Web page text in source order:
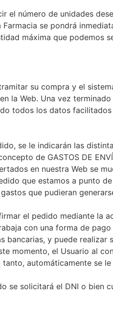
el número de unidades
se pondrá
máxima que podemos
su compra y el
la Web. Una vez
todos los datos
se le indicarán las
de GASTOS DE
en nuestra Web se
que estamos a punto
que pudieran
el pedido mediante la
con una forma de
bancarias, y puede
momento, el Usuario al
automáticamente se
se solicitará el DNI o bien